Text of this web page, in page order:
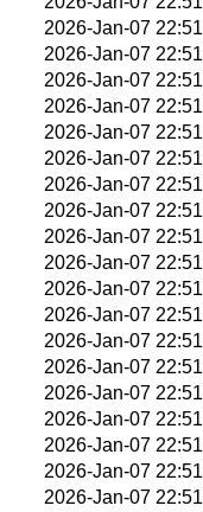
2026-Jan-07 22:51
2026-Jan-07 22:51
2026-Jan-07 22:51
2026-Jan-07 22:51
2026-Jan-07 22:51
2026-Jan-07 22:51
2026-Jan-07 22:51
2026-Jan-07 22:51
2026-Jan-07 22:51
2026-Jan-07 22:51
2026-Jan-07 22:51
2026-Jan-07 22:51
2026-Jan-07 22:51
2026-Jan-07 22:51
2026-Jan-07 22:51
2026-Jan-07 22:51
2026-Jan-07 22:51
2026-Jan-07 22:51
2026-Jan-07 22:51